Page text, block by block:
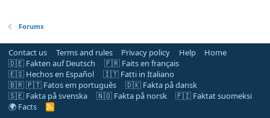
Forums
Contact us Terms and rules Privacy policy Help
Home
🇩🇪 Fakten auf Deutsch
🇫🇷 Faits en français
🇪🇸 Hechos en Español
🇮🇹 Fatti in Italiano
🇧🇷 🇵🇹 Fatos em português
🇩🇰 Fakta på dansk
🇸🇪 Fakta på svenska
🇳🇴 Fakta på norsk
🇫🇮 Faktat suomeksi
🌍 Facts
R